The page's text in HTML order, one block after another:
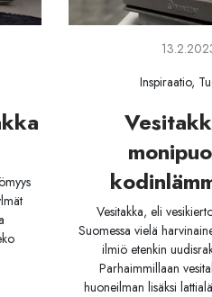
Inspiraatio,
Vesitakka, eli
Suomessa vielä
ilmiö etenkin
Parhaimmillaan
huoneilman lisäksi